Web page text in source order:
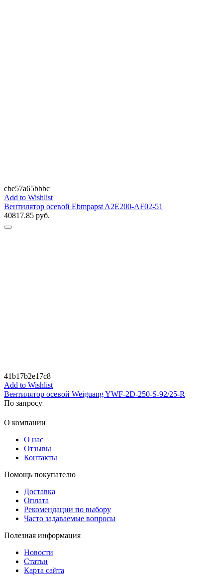
cbe57a65bbbc
Add to Wishlist
Вентилятор осевой Ebmpapst A2E200-AF02-51
40817.85 руб.
41b17b2e17c8
Add to Wishlist
Вентилятор осевой Weiguang YWF-2D-250-S-92/25-R
По запросу
О компании
О нас
Отзывы
Контакты
Помощь покупателю
Доставка
Оплата
Рекомендации по выбору
Часто задаваемые вопросы
Полезная информация
Новости
Статьи
Карта сайта